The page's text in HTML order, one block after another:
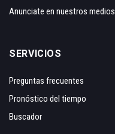
Anunciate en nuestros medios
SERVICIOS
Preguntas frecuentes
Pronóstico del tiempo
Buscador